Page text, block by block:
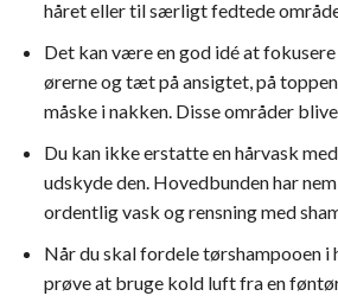
håret eller til særligt fedtede
Det kan være en god idé at
ørerne og tæt på ansigtet, på
måske i nakken. Disse områder
Du kan ikke erstatte en hårvask
udskyde den. Hovedbunden har
ordentlig vask og rensning med
Når du skal fordele tørshampooen i
prøve at bruge kold luft fra en